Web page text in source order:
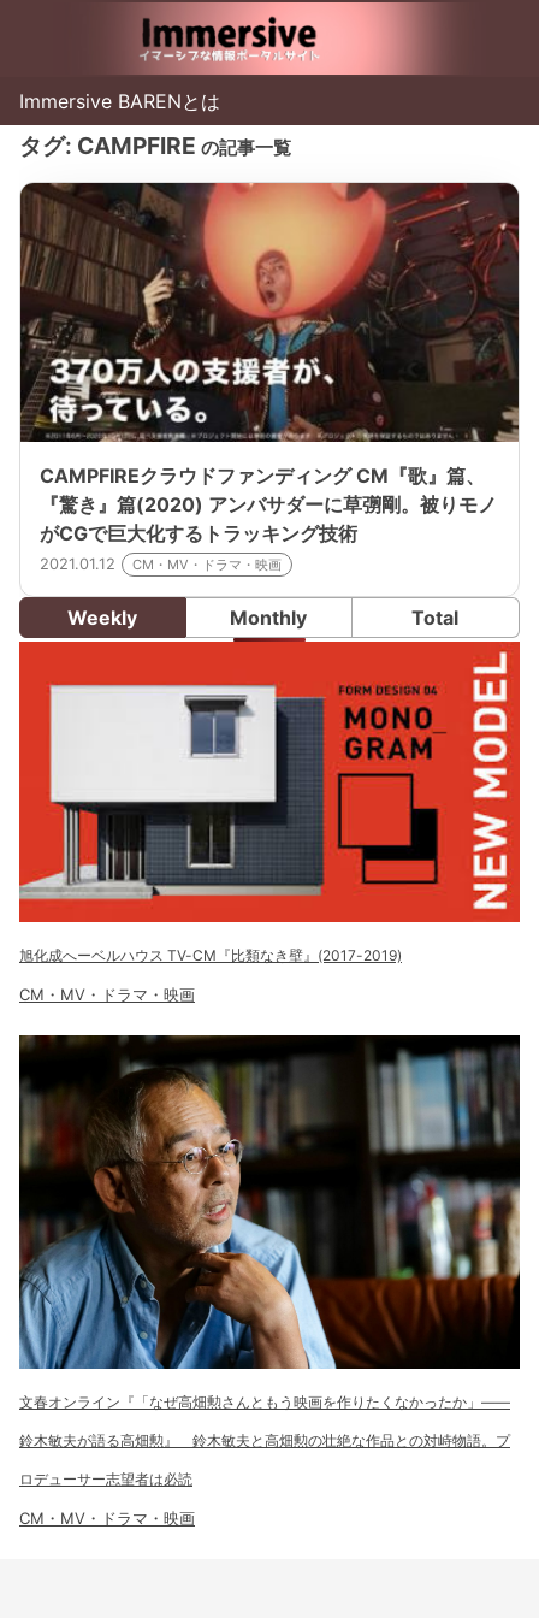
Immersive BARENとは
タグ: CAMPFIRE の記事一覧
CAMPFIREクラウドファンディング CM『歌』篇、
『驚き』篇(2020) アンバサダーに草彅剛。被りモノ
がCGで巨大化するトラッキング技術
2021.01.12 CM・MV・ドラマ・映画
Weekly Monthly Total
旭化成へーベルハウス TV-CM『比類なき壁』(2017-2019)
CM・MV・ドラマ・映画
文春オンライン『「なぜ高畑勲さんともう映画を作りたくなかったか」――
鈴木敏夫が語る高畑勲』 鈴木敏夫と高畑勲の壮絶な作品との対峙物語。プ
ロデューサー志望者は必読
CM・MV・ドラマ・映画